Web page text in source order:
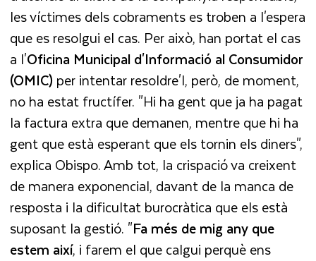
les víctimes dels cobraments es troben a l'espera
que es resolgui el cas. Per això, han portat el cas
a l'Oficina Municipal d'Informació al Consumidor
(OMIC) per intentar resoldre'l, però, de moment,
no ha estat fructífer. "Hi ha gent que ja ha pagat
la factura extra que demanen, mentre que hi ha
gent que està esperant que els tornin els diners",
explica Obispo. Amb tot, la crispació va creixent
de manera exponencial, davant de la manca de
resposta i la dificultat burocràtica que els està
suposant la gestió. "Fa més de mig any que
estem així, i farem el que calgui perquè ens